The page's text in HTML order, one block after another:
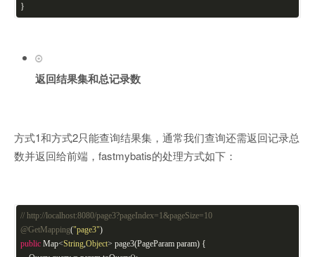
}
返回结果集和总记录数
方式1和方式2只能查询结果集，通常我们查询还需返回记录总
数并返回给前端，fastmybatis的处理方式如下：
// http://localhost:8080/page3?pageIndex=1&pageSize=10
@GetMapping("page3")
publicMap<String,Object> page3(PageParam param) {